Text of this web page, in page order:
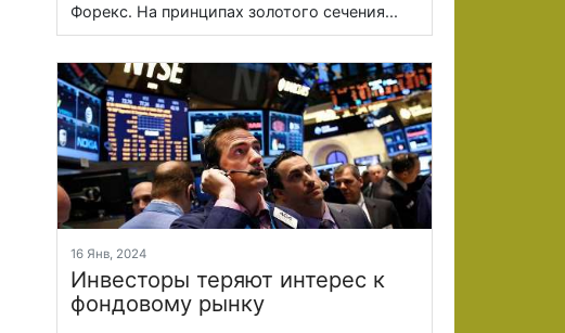
Форекс. На принципах золотого сечения...
16 Янв, 2024
Инвесторы теряют интерес к
фондовому рынку